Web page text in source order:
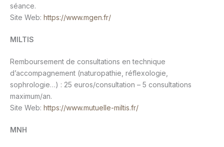
séance.
Site Web: https://www.mgen.fr/
MILTIS
Remboursement de consultations en technique
d’accompagnement (naturopathie, réflexologie,
sophrologie…) : 25 euros/consultation – 5 consultations
maximum/an.
Site Web: https://www.mutuelle-miltis.fr/
MNH